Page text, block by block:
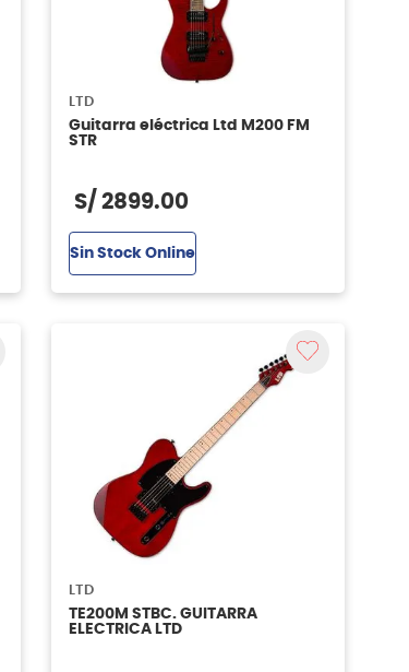
LTD
Guitarra eléctrica Ltd M200 FM
STR
S/ 2899.00
Sin Stock Online
LTD
TE200M STBC. GUITARRA
ELECTRICA LTD